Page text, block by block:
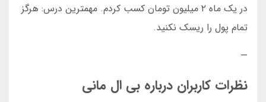
در یک ماه ۲ میلیون تومان کسب کردم. مهمترین درس: هرگز
تمام پول را ریسک نکنید.
—
نظرات کاربران درباره بی ال مانی